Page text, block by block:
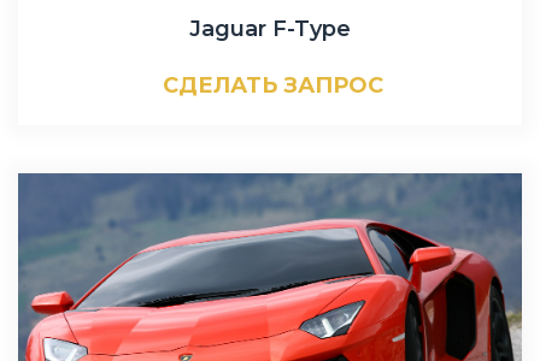
Jaguar F-Type
СДЕЛАТЬ ЗАПРОС